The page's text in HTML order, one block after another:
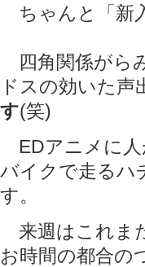
ちゃんと「新
四角関係がら
ドスの効いた声
す(笑)
EDアニメに人
バイクで走るハ
す。
来週はこれま
お時間の都合の